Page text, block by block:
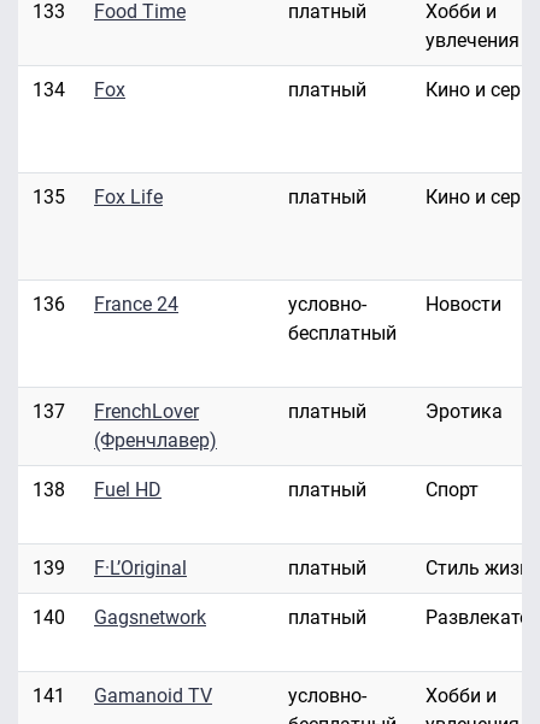
133 Food Time платный
Хобби и
увлечения
134 Fox платный Кино и
135 Fox Life платный Кино и
136 France 24
условно-
бесплатный
Новости
137
FrenchLover
(Френчлавер)
платный Эротика
138 Fuel HD платный Спорт
139 F·L’Original платный Стиль жизни
140 Gagsnetwork платный
141 Gamanoid TV
условно-
Хобби и